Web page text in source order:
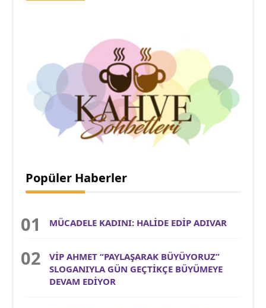
Popüler Haberler
MÜCADELE KADINI: HALİDE EDİP ADIVAR
VİP AHMET “PAYLAŞARAK BÜYÜYORUZ”
SLOGANIYLA GÜN GEÇTİKÇE BÜYÜMEYE
DEVAM EDİYOR